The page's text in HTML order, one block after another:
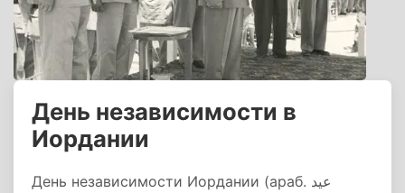
День независимости в
Иордании
День независимости Иордании (араб. عيد